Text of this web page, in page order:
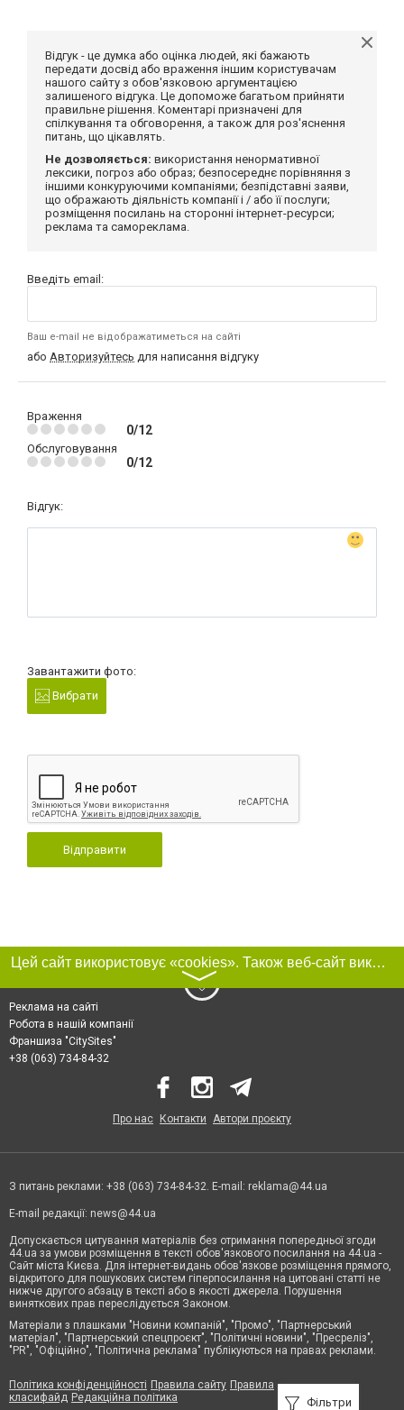
Відгук - це думка або оцінка людей, які бажають
передати досвід або враження іншим користувачам
нашого сайту з обов'язковою аргументацією
залишеного відгука. Це допоможе багатьом прийняти
правильне рішення. Коментарі призначені для
спілкування та обговорення, а також для роз'яснення
питань, що цікавлять.
Не дозволяється: використання ненормативної
лексики, погроз або образ; безпосереднє порівняння з
іншими конкуруючими компаніями; безпідставні заяви,
що ображають діяльність компанії і / або її послуги;
розміщення посилань на сторонні інтернет-ресурси;
реклама та самореклама.
Введіть email:
Ваш e-mail не відображатиметься на сайті
або Авторизуйтесь для написання відгуку
Враження
0/12
Обслуговування
0/12
Відгук:
Завантажити фото:
Вибрати
Відправити
Фільтри
Цей сайт використовує «cookies». Також веб-сайт використовує інтернет-сервіс для збору технічних даних стосовно відвідувачів з метою отримання маркетингової та статистичної інформації. Умови обробки даних відвідувачів сайту див.
〉
Реклама на сайті
Робота в нашій компанії
Франшиза "CitySites"
+38 (063) 734-84-32
Про нас Контакти Автори проєкту
З питань реклами: +38 (063) 734-84-32. E-mail: reklama@44.ua
E-mail редакції: news@44.ua
Допускається цитування матеріалів без отримання попередньої згоди
44.ua за умови розміщення в тексті обов'язкового посилання на 44.ua -
Сайт міста Києва. Для інтернет-видань обов'язкове розміщення прямого,
відкритого для пошукових систем гіперпосилання на цитовані статті не
нижче другого абзацу в тексті або в якості джерела. Порушення
виняткових прав переслідується Законом.
Матеріали з плашками "Новини компаній", "Промо", "Партнерський
матеріал", "Партнерський спецпроєкт", "Політичні новини", "Пресреліз",
"PR", "Офіційно", "Політична реклама" публікуються на правах реклами.
Політика конфіденційності Правила сайту Правила
класифайд Редакційна політика